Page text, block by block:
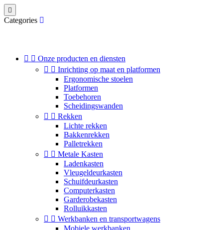

Categories
  Onze producten en diensten
  Inrichting op maat en platformen
Ergonomische stoelen
Platformen
Toebehoren
Scheidingswanden
  Rekken
Lichte rekken
Bakkenrekken
Palletrekken
  Metale Kasten
Ladenkasten
Vleugeldeurkasten
Schuifdeurkasten
Computerkasten
Garderobekasten
Rolluikkasten
  Werkbanken en transportwagens
Mobiele werkbanken